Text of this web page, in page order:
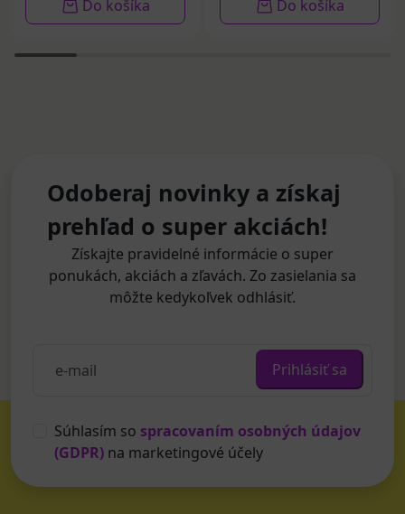
Do košíka Do košíka
Odoberaj novinky a získaj
prehľad o super akciách!
Získajte pravidelné informácie o super
ponukách, akciách a zľavách. Zo zasielania sa
môžte kedykoľvek odhlásiť.
Prihlásiť sa
Súhlasím so spracovaním osobných údajov
(GDPR) na marketingové účely